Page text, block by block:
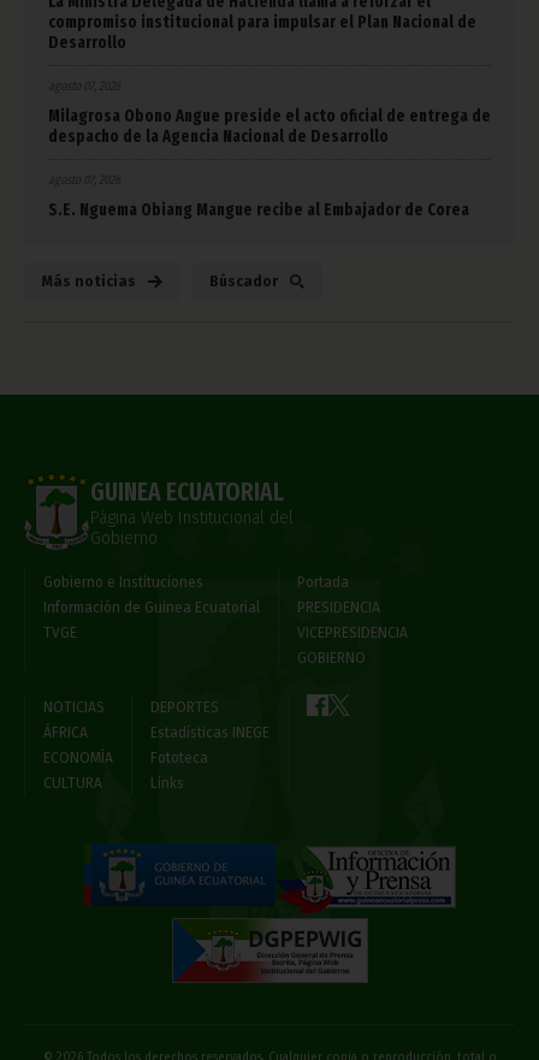
compromiso institucional para impulsar el Plan Nacional de
Desarrollo
agosto 07, 2026
Milagrosa Obono Angue preside el acto oficial de entrega de
despacho de la Agencia Nacional de Desarrollo
agosto 07, 2026
S.E. Nguema Obiang Mangue recibe al Embajador de Corea
Más noticias Búscador
GUINEA ECUATORIAL
Página Web Institucional del
Gobierno
Gobierno e Instituciones
Información de Guinea Ecuatorial
TVGE
Portada
PRESIDENCIA
VICEPRESIDENCIA
GOBIERNO
NOTICIAS
ÁFRICA
ECONOMÍA
CULTURA
DEPORTES
Estadísticas INEGE
Fototeca
Links